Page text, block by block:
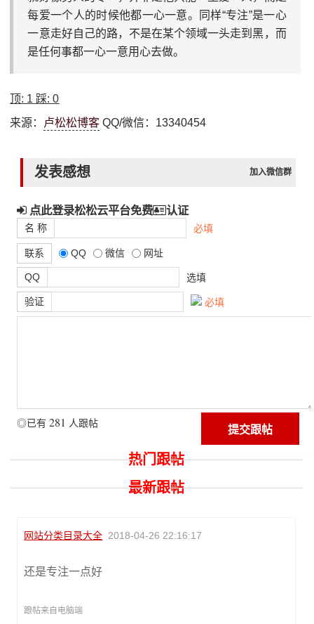
每爱一个人的时候他都一心一意。同样“专注”是一心
一意走好自己的路，不是在某个领域一头走到黑，而
是任何事都一心一意用心去做。
顶: 1 踩:0
来源： 卢松松博客 QQ/微信：13340454
发表感想 加入微信群
点此登录松松云平台免费 认证
名 称 必填
联系 QQ 微信 网址
QQ 选填
验证 必填
◎已有 281 人跟帖
热门跟帖
最新跟帖
网站分类目录大全 2018-04-26 22:16:17
还是专注一点好
跟帖来自电脑端